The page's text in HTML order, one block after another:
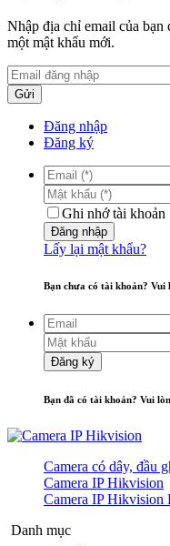
Nhập địa chỉ email của
một mật khẩu mới.
Gửi
Đăng nhập
Đăng ký
Ghi nhớ tài khoản
Đăng nhập
Lấy lại mật khẩu?
Bạn chưa có tài khoản? Vui
Đăng ký
Bạn đã có tài khoản? Vui
Camera có dây, đầu
Camera IP Hikvision
Camera IP Hikvision
Danh mục